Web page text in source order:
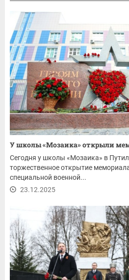
У школы «Мозаика» открыли
Сегодня у школы «Мозаика» в
торжественное открытие
специальной военной...
23.12.2025